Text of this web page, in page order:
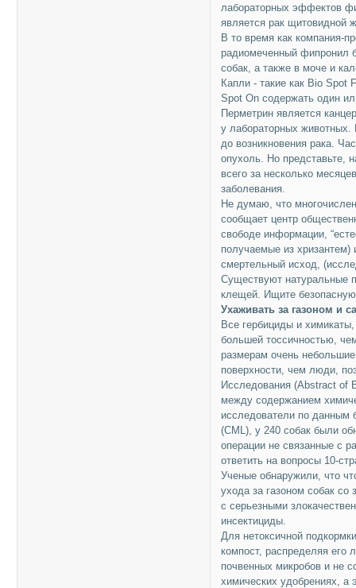
лабораторных эффектов
является рак щитовидной
В то время как компания-
радиомеченный фипронил
собак, а также в моче и
Капли - такие как Bio Spot
Spot On содержать один
Перметрин является
у лабораторных животных.
до возникновения рака.
опухоль. Но представьте,
всего за несколько
заболевания.
Не думаю, что
сообщает центр
свободе информации,
получаемые из хризантем)
смертельный исход,
Существуют натуральные
клещей. Ищите безопасную
Ухаживать за газоном и
Все гербициды и
большей тоссичностью,
размерам очень
поверхности, чем люди,
Исследования (Abstract of
между содержанием
исследователи по данным
(CML), у 240 собак были
операции не связанные с
ответить на вопросы 10-
Ученые обнаружили, что
ухода за газоном собак
с серьезными
инсектициды.
Для нетоксичной
компост, распределяя его
почвенных микробов и не
химических удобрениях, а